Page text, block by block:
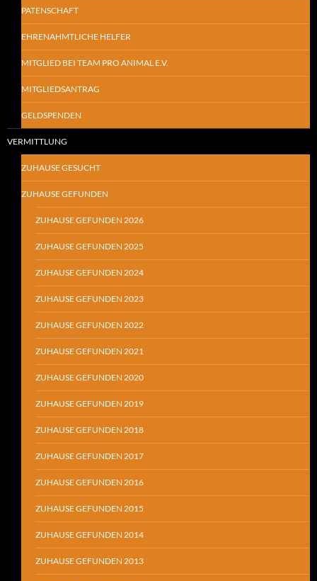
PATENSCHAFT
EHRENAHMTLICHE HELFER
MITGLIED BEI TEAM PRO ANIMAL E.V.
MITGLIEDSANTRAG
GELDSPENDEN
VERMITTLUNG
ZUHAUSE GESUCHT
ZUHAUSE GEFUNDEN
ZUHAUSE GEFUNDEN 2026
ZUHAUSE GEFUNDEN 2025
ZUHAUSE GEFUNDEN 2024
ZUHAUSE GEFUNDEN 2023
ZUHAUSE GEFUNDEN 2022
ZUHAUSE GEFUNDEN 2021
ZUHAUSE GEFUNDEN 2020
ZUHAUSE GEFUNDEN 2019
ZUHAUSE GEFUNDEN 2018
ZUHAUSE GEFUNDEN 2017
ZUHAUSE GEFUNDEN 2016
ZUHAUSE GEFUNDEN 2015
ZUHAUSE GEFUNDEN 2014
ZUHAUSE GEFUNDEN 2013